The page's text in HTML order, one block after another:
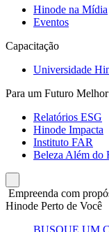
Hinode na Mídia
Eventos
Capacitação
Universidade
Para um Futuro Melhor
Relatórios ESG
Hinode Impacta
Instituto FAR
Beleza Além do
Empreenda com
Hinode Perto de Você
BUSQUE UM